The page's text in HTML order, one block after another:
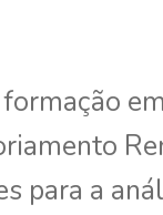
para a